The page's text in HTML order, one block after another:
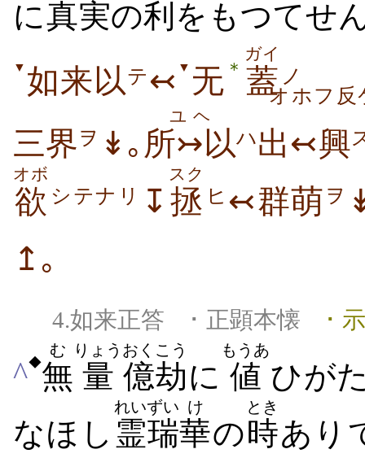
に真実の利 をもつてせ
▼ 如来以テ ↢ ▼ 无 ＊ 蓋
ガイ
ノ
オホフ反
三界ヲ ↡｡ 所↣以
ユヘ
ハ出↢興
欲
オボ
シテナリ ↧ 拯
スク
ヒ ↢群萌 ヲ
↥｡
4.如来正答 ･ 正顕本懐 ･
^◆無
む
量
りょう
億
おく
劫
こう
に 値
もうあ
ひが
なほし 霊瑞
れいずい
華
け
の時
とき
あり